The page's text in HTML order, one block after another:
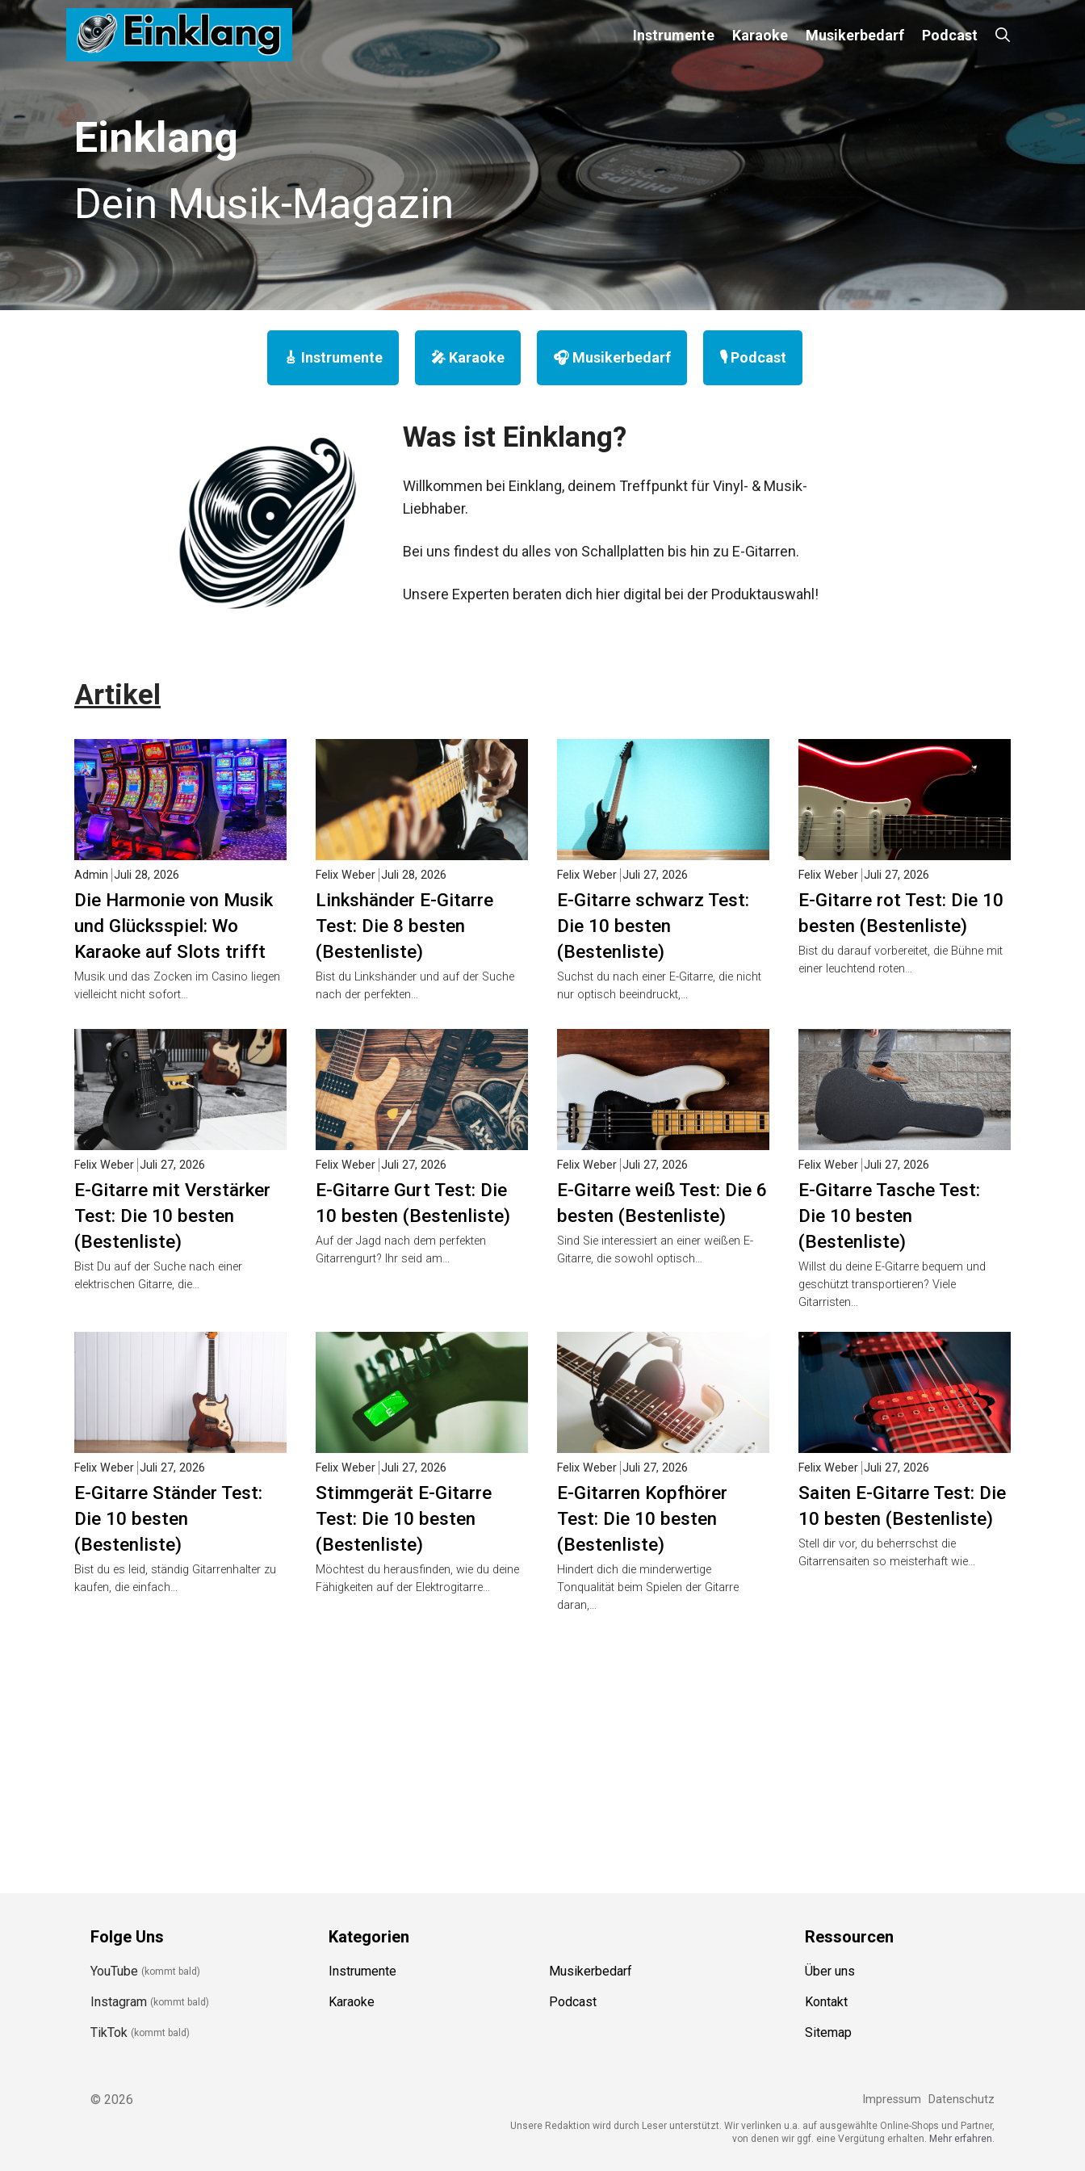
Zum
Inhalt
Instrumente Karaoke Musikerbedarf Podcast
Einklang
Dein Musik-Magazin
🎸 Instrumente 🎤 Karaoke 🎧 Musikerbedarf 🎙️ Podcast
Was ist Einklang?
Willkommen bei Einklang, deinem Treffpunkt für Vinyl- & Musik-
Liebhaber.
Bei uns findest du alles von Schallplatten bis hin zu E-Gitarren.
Unsere Experten beraten dich hier digital bei der Produktauswahl!
Artikel
Die Harmonie von Musik
und Glücksspiel: Wo
Karaoke auf Slots trifft
Admin Juli 28, 2026
Musik und das Zocken im Casino liegen
vielleicht nicht sofort…
Linkshänder E-Gitarre
Test: Die 8 besten
(Bestenliste)
Felix Weber Juli 28, 2026
Bist du Linkshänder und auf der Suche
nach der perfekten…
E-Gitarre schwarz Test:
Die 10 besten
(Bestenliste)
Felix Weber Juli 27, 2026
Suchst du nach einer E-Gitarre, die nicht
nur optisch beeindruckt,…
E-Gitarre rot Test: Die 10
besten (Bestenliste)
Felix Weber Juli 27, 2026
Bist du darauf vorbereitet, die Bühne mit
einer leuchtend roten…
E-Gitarre mit Verstärker
Test: Die 10 besten
(Bestenliste)
Felix Weber Juli 27, 2026
Bist Du auf der Suche nach einer
elektrischen Gitarre, die…
E-Gitarre Gurt Test: Die
10 besten (Bestenliste)
Felix Weber Juli 27, 2026
Auf der Jagd nach dem perfekten
Gitarrengurt? Ihr seid am…
E-Gitarre weiß Test: Die 6
besten (Bestenliste)
Felix Weber Juli 27, 2026
Sind Sie interessiert an einer weißen E-
Gitarre, die sowohl optisch…
E-Gitarre Tasche Test:
Die 10 besten
(Bestenliste)
Felix Weber Juli 27, 2026
Willst du deine E-Gitarre bequem und
geschützt transportieren? Viele
Gitarristen…
E-Gitarre Ständer Test:
Die 10 besten
(Bestenliste)
Felix Weber Juli 27, 2026
Bist du es leid, ständig Gitarrenhalter zu
kaufen, die einfach…
Stimmgerät E-Gitarre
Test: Die 10 besten
(Bestenliste)
Felix Weber Juli 27, 2026
Möchtest du herausfinden, wie du deine
Fähigkeiten auf der Elektrogitarre…
E-Gitarren Kopfhörer
Test: Die 10 besten
(Bestenliste)
Felix Weber Juli 27, 2026
Hindert dich die minderwertige
Tonqualität beim Spielen der Gitarre
daran,…
Saiten E-Gitarre Test: Die
10 besten (Bestenliste)
Felix Weber Juli 27, 2026
Stell dir vor, du beherrschst die
Gitarrensaiten so meisterhaft wie…
Folge Uns
YouTube(kommt bald)
Instagram(kommt bald )
TikTok(kommt bald)
Kategorien
Instrumente
Karaoke
Musikerbedarf
Podcast
Ressourcen
Über uns
Kontakt
Sitemap
©2026 Impressum Datenschutz
Unsere Redaktion wird durch Leser unterstützt. Wir verlinken u.a. auf ausgewählte Online-Shops und Partner,
von denen wir ggf. eine Vergütung erhalten.Mehr erfahren.
Thomann Sale
Schaue dir jetzt die aktuellen Angebote bei Thomann an!
Jetzt anschauen
×